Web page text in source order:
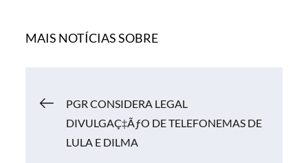
MAIS NOTÍCIAS SOBRE
Navegação
de
PGR CONSIDERA LEGAL
DIVULGAÇ‡ÃƒO DE TELEFONEMAS DE
LULA E DILMA